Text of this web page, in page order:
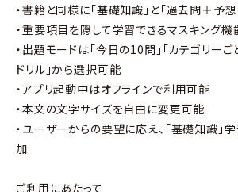
・書籍と同様に「基礎知識」と「過去問＋予
・重要項目を隠して学習できるマスキング機
・出題モードは「今日の10問」「カテゴリーご
ドリル」から選択可能
・アプリ起動中はオフラインで利用可能
・本文の文字サイズを自由に変更可能
・ユーザーからの要望に応え、「基礎知識」
加
ご利用にあたって